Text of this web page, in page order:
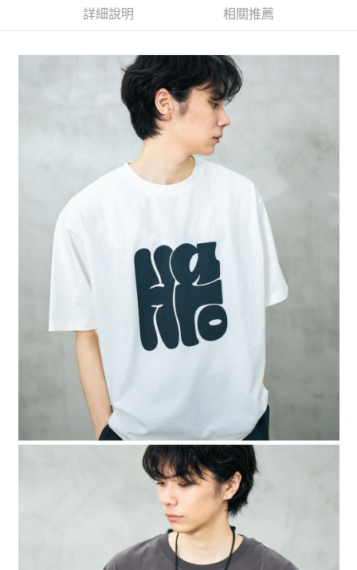
3.實際核准額度、可分期數及費用金額請依後續交易確認頁面所載為準。
4.訂單成立30分鐘內，如未前往確認交易或遇審核未通過，訂單將自動取
1.分期款項不併入電信帳單，「大哥付你分期」於每月結算日後寄送繳費提
2.透過簡訊連結打開帳單後，可選擇「超商條碼／台灣大直營門市／銀行轉
帳／街口支付／iPASS MONEY」等通路繳費。
1.本服務係由「台灣大哥大股份有限公司」（以下簡稱本公司）所提供，讓
用戶於交易時，得透過本服務購買商品或服務，並由商店將買賣／分期付款
買賣價金債權讓與本公司後，依約使用本公司帳單繳交帳款。
2.基於同意付款使用「大哥付你分期」之契約關係目的，商店將以您的個人
資料（包含姓名、電話或地址）提供予台灣大哥大進項蒐集、處理及利用，
由本公司與您本人進行分期帳單所需資料之確認、核對及更正。
3.完整用戶服務條款，請詳閱以下連結：
https://oppay.tw/userRule
３．安心：先確認商品／服務後，再付款。
【「AFTEE先享後付」結帳流程】
１．於結帳方式選擇「AFTEE先享後付」後，將跳轉至「AFTEE先享後付」
結帳頁面，進行簡訊認證並確認金額後，即可完成結帳。
２．訂單成立數日內，您將收到繳費通知簡訊。
３．收到繳費通知簡訊後14天內，點擊此簡訊中的連結，可透過四大超商／
ATM／網路銀行／等多元方式進行付款，方視為交易完成。
※ 請注意：結帳手續完成當下不需立刻繳費，但若您需要取消訂單，請聯絡
購買商品的店家。未經商家同意取消之訂單仍視為有效，需透過AFTEE先享
後付繳納相關費用。
※ 交易是否成功請以「AFTEE先享後付 」之結帳頁面顯示為準，若有關於
是否繳費成功／繳費後需取消欲退款等相關疑問，請聯繫「AFTEE先享後付
客戶支援中心」
https://netprotections.freshdesk.com/support/home
【注意事項】
１．透過由恩沛科技股份有限公司提供之「AFTEE先享後付」服務完成之交
易，需依本服務之必要範圍內提供個人資料，並將交易相關給付款項請求債
權轉讓予恩沛科技股份有限公司。
２．關於個人資料處理事宜，請瀏覽以下網址：
https://aftee.tw/terms/#terms3
３．未成年的使用者請事先徵得法定代理人或監護人之同意方可使用
「AFTEE先享後付」，若未經同意申辦者引起之損失，本公司不負相關責
４．使用「AFTEE先享後付」時，將依據個別帳號之用戶狀況，依本公司即
時審查核予不同之上限額度；若仍有額度不足之情形，本公司將視審查結果
請求用戶進行身份認證。
５．嚴禁一人註冊多個帳號或使用他人資訊註冊。若發現惡意使用之情形，
恩沛科技股份有限公司將有權停止該用戶之使用額度並採取法律行動。
每筆NT$80，滿NT$888(含以上)免運費
每筆NT$80，滿NT$888(含以上)免運費
每筆NT$80，滿NT$1,500(含以上)免運費
付款後 7-11取貨
每筆NT$80，滿NT$1,500(含以上)免運費
每筆NT$80，滿NT$1,500(含以上)免運費
詳細說明 相關推薦